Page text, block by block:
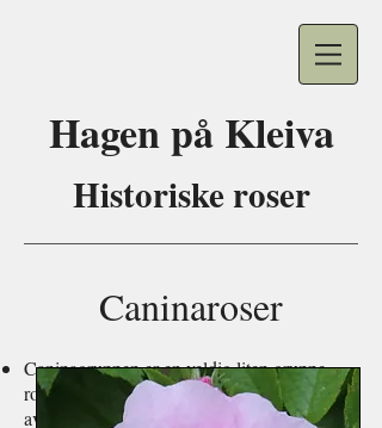
Hagen på Kleiva
Historiske roser
Caninaroser
Caninagruppen er en veldig liten gruppe
roser. Den består av seleksjoner og hybrider
av
Rosa canina
og noen nært beslektede